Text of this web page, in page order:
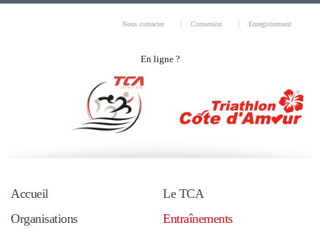
Nous contacter Connexion Enregistrement
En ligne ?
Accueil
Le TCA
Organisations
Entraînements